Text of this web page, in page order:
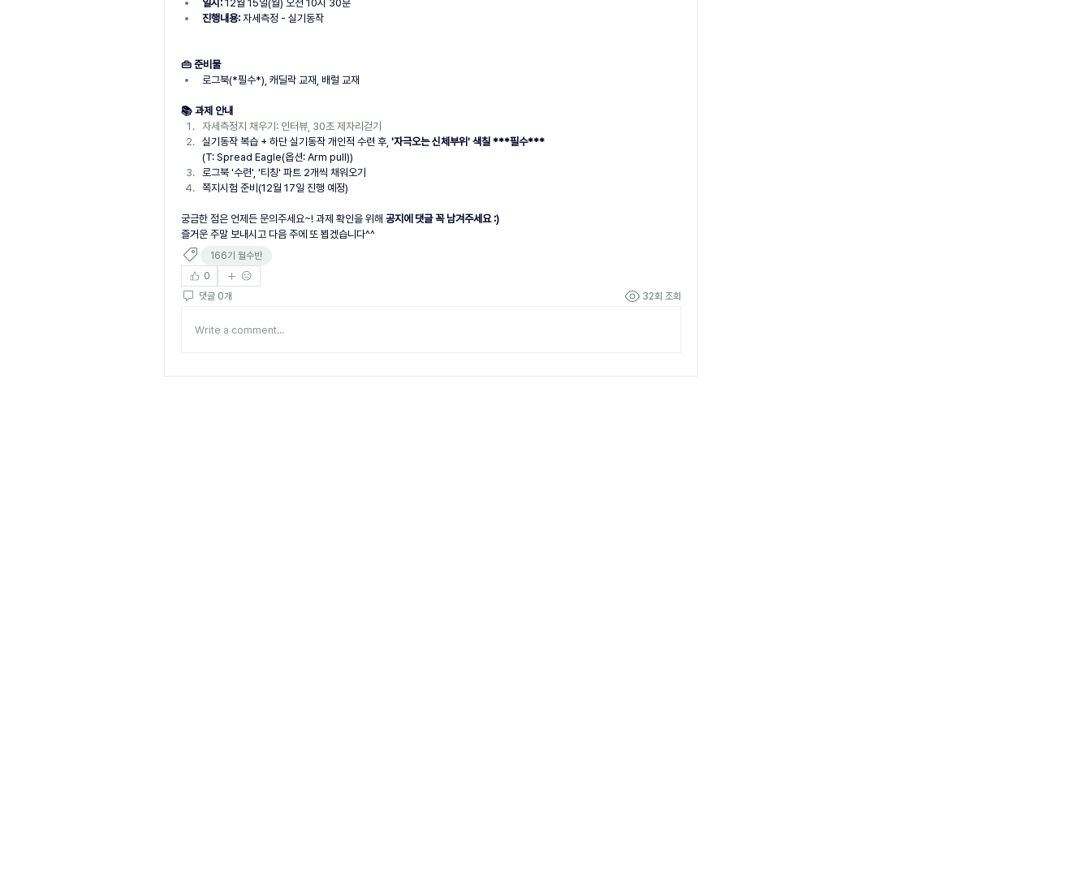
일시: 12월 15일(월) 오전 10시 30분
진행내용: 자세측정 - 실기동작
👜 준비물
로그북(*필수*), 캐딜락 교재, 배럴 교재
📚 과제 안내
자세측정지 채우기: 인터뷰, 30초 제자리걷기
실기동작 복습 + 하단 실기동작 개인적 수련 후, '자극오는 신체부위' 색칠 ***필수***
(T: Spread Eagle(옵션: Arm pull))
로그북 '수련', '티칭' 파트 2개씩 채워오기
쪽지시험 준비(12월 17일 진행 예정)
궁금한 점은 언제든 문의주세요~! 과제 확인을 위해 공지에 댓글 꼭 남겨주세요 :)
즐거운 주말 보내시고 다음 주에 또 뵙겠습니다^^
166기 월수반
0
댓글 0개
32회 조회
Write a comment...